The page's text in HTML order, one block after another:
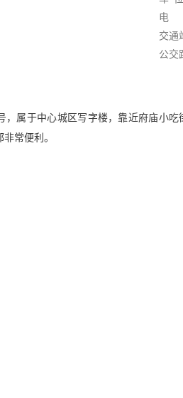
电
交通
公交
属于中心城区写字楼，靠近府庙小
常便利。